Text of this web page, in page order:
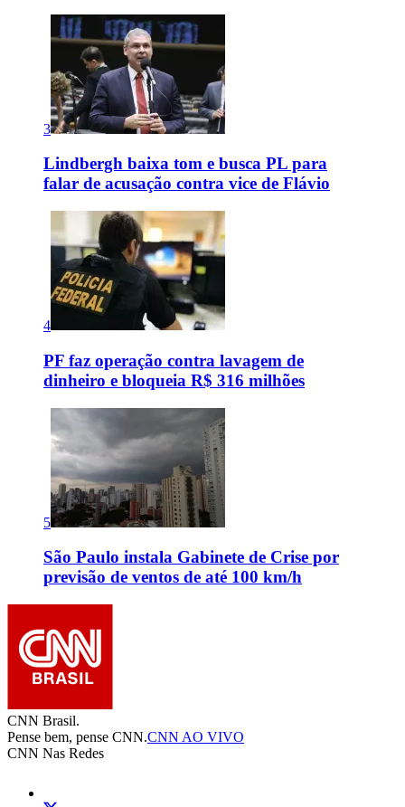
3
Lindbergh baixa tom e busca PL para
falar de acusação contra vice de Flávio
4
PF faz operação contra lavagem de
dinheiro e bloqueia R$ 316 milhões
5
São Paulo instala Gabinete de Crise por
previsão de ventos de até 100 km/h
CNN Brasil.
Pense bem, pense CNN.CNN AO VIVO
CNN Nas Redes